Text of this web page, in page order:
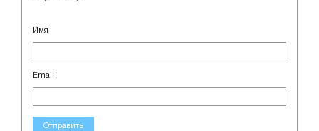
Имя
Email
Отправить